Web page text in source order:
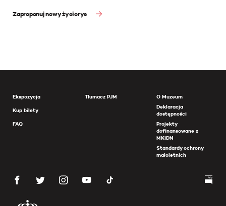
Zaproponuj nowy życiorys
Ekspozycja
Kup bilety
FAQ
Tłumacz PJM
O Muzeum
Deklaracja
dostępności
Projekty
dofinansowane z
MKiDN
Standardy ochrony
małoletnich